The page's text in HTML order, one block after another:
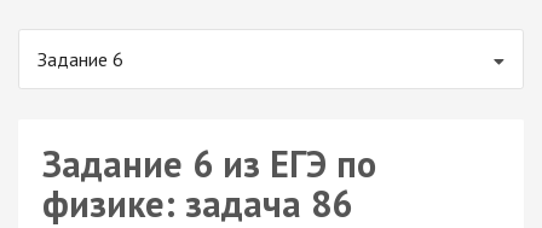
Задание 6
Задание 6 из ЕГЭ по
физике: задача 86